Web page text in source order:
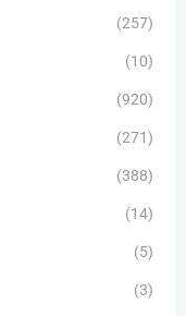
(257)
(10)
(920)
(271)
(388)
(14)
(5)
(3)